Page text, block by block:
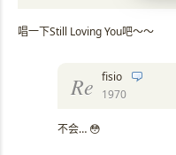
唱一下Still Loving You吧～～
Re fisio
1970
不会… 😳